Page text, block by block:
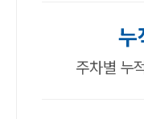
누
주차별 누